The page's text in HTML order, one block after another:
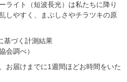
ライト（短波長光）は私たちに降り
しやすく、まぶしさやチラツキの原
基づく計測結果
会調べ）
お届けまでに1週間ほどお時間をいた